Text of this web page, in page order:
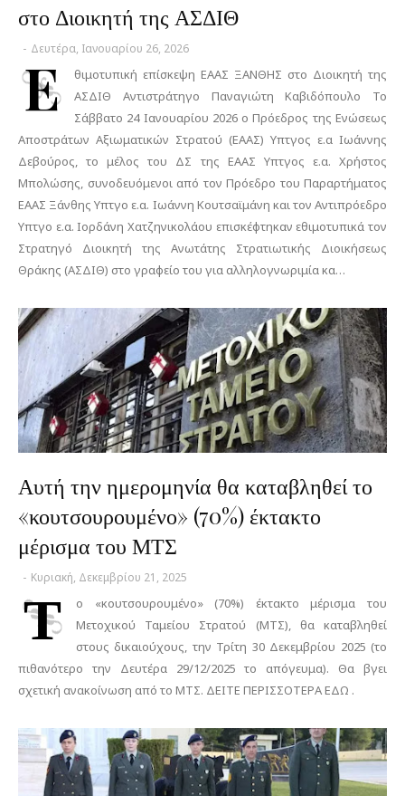
στο Διοικητή της ΑΣΔΙΘ
- Δευτέρα, Ιανουαρίου 26, 2026
E
θιμοτυπική επίσκεψη ΕΑΑΣ ΞΑΝΘΗΣ στο Διοικητή της
ΑΣΔΙΘ Αντιστράτηγο Παναγιώτη Καβιδόπουλο Το
Σάββατο 24 Ιανουαρίου 2026 ο Πρόεδρος της Ενώσεως
Αποστράτων Αξιωματικών Στρατού (ΕΑΑΣ) Υπτγος ε.α Ιωάννης
Δεβούρος, το μέλος του ΔΣ της ΕΑΑΣ Υπτγος ε.α. Χρήστος
Μπολώσης, συνοδευόμενοι από τον Πρόεδρο του Παραρτήματος
ΕΑΑΣ Ξάνθης Υπτγο ε.α. Ιωάννη Κουτσαϊμάνη και τον Αντιπρόεδρο
Υπτγο ε.α. Ιορδάνη Χατζηνικολάου επισκέφτηκαν εθιμοτυπικά τον
Στρατηγό Διοικητή της Ανωτάτης Στρατιωτικής Διοικήσεως
Θράκης (ΑΣΔΙΘ) στο γραφείο του για αλληλογνωριμία κα…
Αυτή την ημερομηνία θα καταβληθεί το
«κουτσουρουμένο» (70%) έκτακτο
μέρισμα του ΜΤΣ
- Κυριακή, Δεκεμβρίου 21, 2025
Τ
ο «κουτσουρουμένο» (70%) έκτακτο μέρισμα του
Μετοχικού Ταμείου Στρατού (ΜΤΣ), θα καταβληθεί
στους δικαιούχους, την Τρίτη 30 Δεκεμβρίου 2025 (το
πιθανότερο την Δευτέρα 29/12/2025 το απόγευμα). Θα βγει
σχετική ανακοίνωση από το ΜΤΣ. ΔΕΙΤΕ ΠΕΡΙΣΣΟΤΕΡΑ ΕΔΩ .